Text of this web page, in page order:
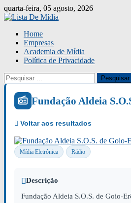
Skip
to
quarta-feira, 05 agosto, 2026
Home
Empresas
Academia de Mídia
Política de Privacidade
Pesquisar
por:
Fundação Aldeia
Mídia Eletrônica Rádio
Descrição
Fundação Aldeia S.O.S. de Goio-